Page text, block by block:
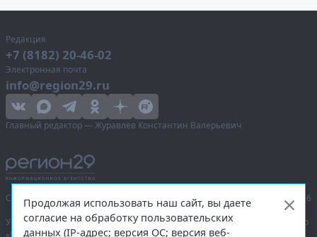
Редакция
+7 (8182) 20-46-02
Электронная почта
info@region29.ru
Главный редактор — Журавлёв Константин Валерьевич
Сетевое издание «Информационное агентство Регион 29»,
© 2016–2026
Учредитель — общество с ограниченной ответственностью «Агентство
Продолжая использовать наш сайт, вы даете
согласие на обработку пользовательских
данных (IP-адрес; версия ОС; версия веб-